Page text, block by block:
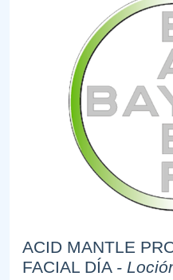
ACID MANTLE
FACIAL DÍA -